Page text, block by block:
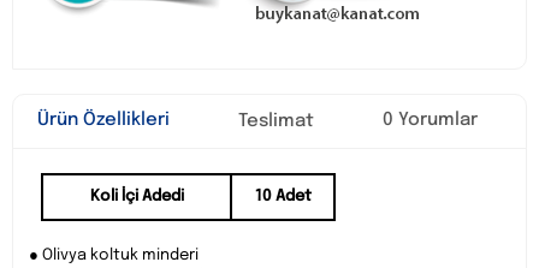
Ürün Özellikleri Teslimat 0 Yorumlar
Koli İçi Adedi 10 Adet
● Olivya koltuk minderi